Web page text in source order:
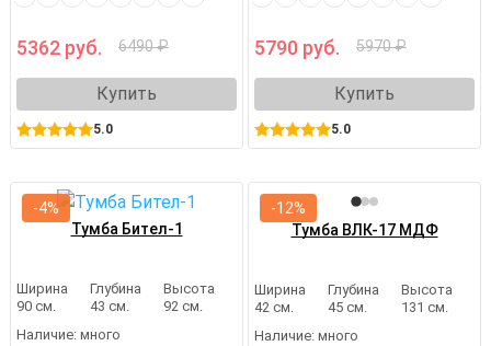
5362 руб. 6490 ₽
Купить
5.0
5790 руб. 5970 ₽
Купить
5.0
Тумба Бител-1
Ширина
90 см.
Глубина
43 см.
Высота
92 см.
Наличие: много
-4%
Тумба ВЛК-17 МДФ
Ширина
42 см.
Глубина
45 см.
Высота
131 см.
Наличие: много
-12%